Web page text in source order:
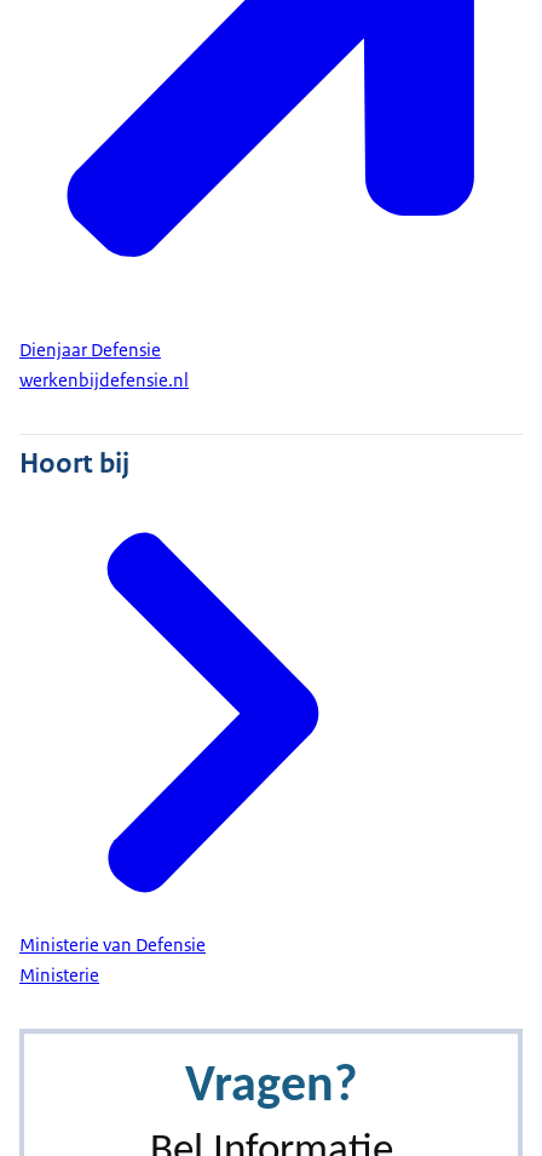
Dienjaar Defensie
werkenbijdefensie.nl
Hoort bij
Ministerie van Defensie
Ministerie